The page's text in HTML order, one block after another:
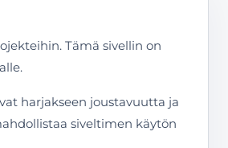
Tämä sivellin on
harjakseen joustavuutta ja
siveltimen käytön